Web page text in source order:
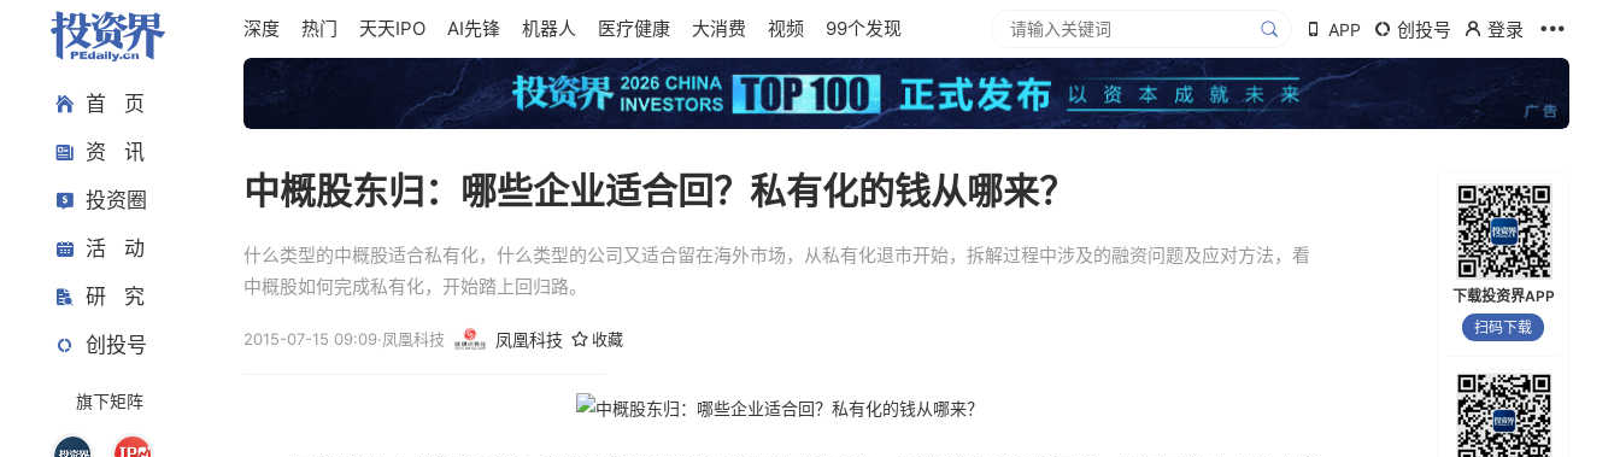
首 页
资 讯
投资圈
活 动
研 究
创投号
旗下矩阵
深度 热门 天天IPO AI先锋 机器人 医疗健康 大消费 视频 99个发现 APP 创投号 登录
中概股东归：哪些企业适合回？私有化的钱从哪来？
什么类型的中概股适合私有化，什么类型的公司又适合留在海外市场，从私有化退市开始，拆解过程中涉及的融资问题及应对方法，看
中概股如何完成私有化，开始踏上回归路。
2015-07-15 09:09·凤凰科技 凤凰科技 收藏
下载投资界APP
扫码下载